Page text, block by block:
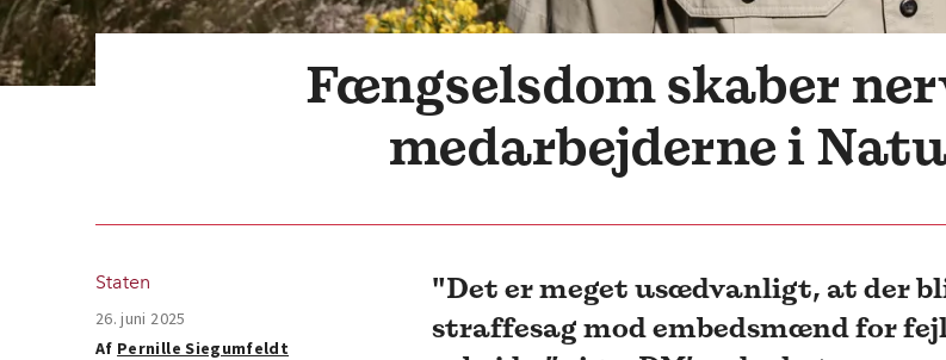
Fængselsdom skaber
medarbejderne i
Staten
26. juni 2025
Af Pernille Siegumfeldt
"Det er meget usædvanligt, at der
straffesag mod embedsmænd for